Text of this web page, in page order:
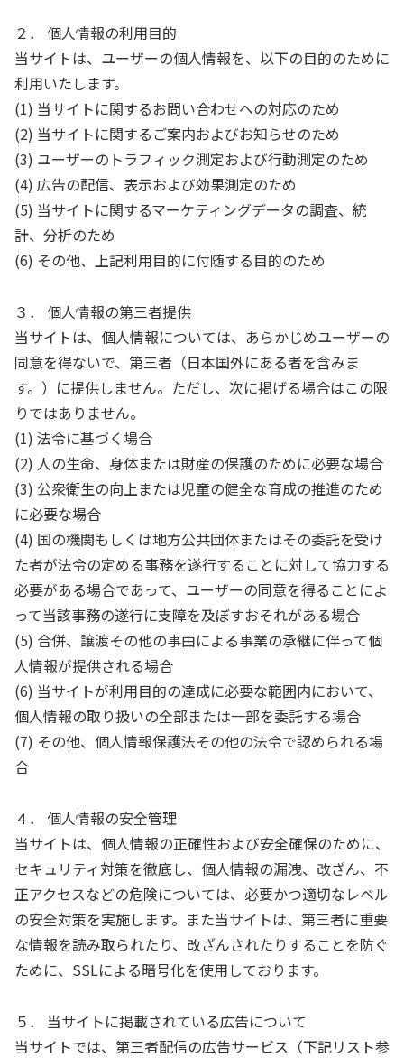
２． 個人情報の利用目的
当サイトは、ユーザーの個人情報を、以下の目的のために
利用いたします。
(1) 当サイトに関するお問い合わせへの対応のため
(2) 当サイトに関するご案内およびお知らせのため
(3) ユーザーのトラフィック測定および行動測定のため
(4) 広告の配信、表示および効果測定のため
(5) 当サイトに関するマーケティングデータの調査、統
計、分析のため
(6) その他、上記利用目的に付随する目的のため
３． 個人情報の第三者提供
当サイトは、個人情報については、あらかじめユーザーの
同意を得ないで、第三者（日本国外にある者を含みま
す。）に提供しません。ただし、次に掲げる場合はこの限
りではありません。
(1) 法令に基づく場合
(2) 人の生命、身体または財産の保護のために必要な場合
(3) 公衆衛生の向上または児童の健全な育成の推進のため
に必要な場合
(4) 国の機関もしくは地方公共団体またはその委託を受け
た者が法令の定める事務を遂行することに対して協力する
必要がある場合であって、ユーザーの同意を得ることによ
って当該事務の遂行に支障を及ぼすおそれがある場合
(5) 合併、譲渡その他の事由による事業の承継に伴って個
人情報が提供される場合
(6) 当サイトが利用目的の達成に必要な範囲内において、
個人情報の取り扱いの全部または一部を委託する場合
(7) その他、個人情報保護法その他の法令で認められる場
合
４． 個人情報の安全管理
当サイトは、個人情報の正確性および安全確保のために、
セキュリティ対策を徹底し、個人情報の漏洩、改ざん、不
正アクセスなどの危険については、必要かつ適切なレベル
の安全対策を実施します。また当サイトは、第三者に重要
な情報を読み取られたり、改ざんされたりすることを防ぐ
ために、SSLによる暗号化を使用しております。
５． 当サイトに掲載されている広告について
当サイトでは、第三者配信の広告サービス（下記リスト参